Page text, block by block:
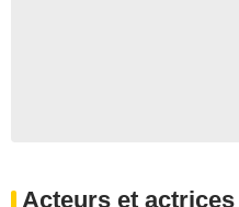
Acteurs et actrices